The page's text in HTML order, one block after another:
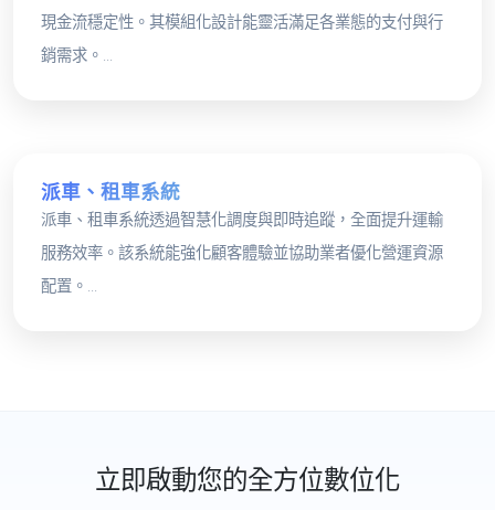
現金流穩定性。其模組化設計能靈活滿足各業態的支付與行
銷需求。...
派車、租車系統
派車、租車系統透過智慧化調度與即時追蹤，全面提升運輸
服務效率。該系統能強化顧客體驗並協助業者優化營運資源
配置。...
立即啟動您的全方位數位化